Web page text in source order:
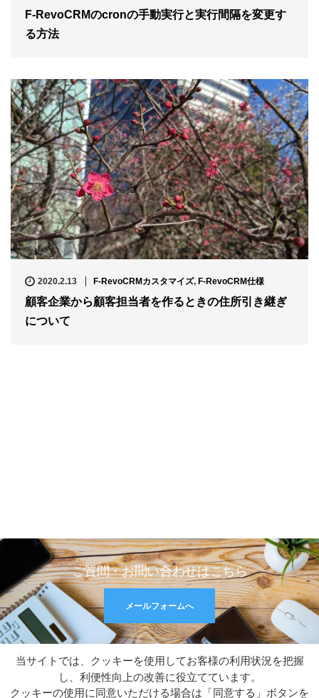
F-RevoCRMのcronの手動実行と実行間隔を変更す
る方法
2020.2.13 F-RevoCRMカスタマイズ, F-RevoCRM仕様
顧客企業から顧客担当者を作るときの住所引き継ぎ
について
ご質問・お問い合わせはこちら
メールフォームへ
RSS
当サイトでは、クッキーを使用してお客様の利用状況を把握
し、利便性向上の改善に役立てています。
クッキーの使用に同意いただける場合は「同意する」ボタンを